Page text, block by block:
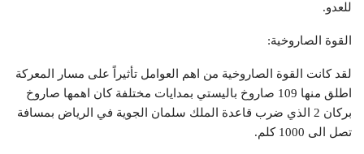
للعدو.
القوة الصاروخية:
لقد كانت القوة الصاروخية من اهم العوامل تأثيراً على مسار المعركة
اطلق منها 109 صاروخ باليستي بمدايات مختلفة كان اهمها صاروخ
بركان 2 الذي ضرب قاعدة الملك سلمان الجوية في الرياض بمسافة
تصل الى 1000 كلم.